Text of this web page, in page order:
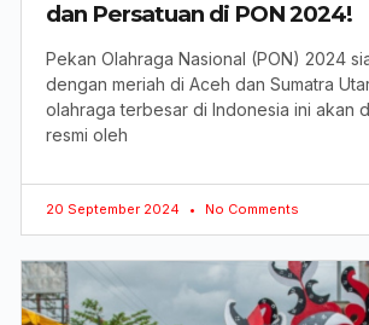
dan Persatuan di PON 2024!
Pekan Olahraga Nasional (PON) 2024
dengan meriah di Aceh dan Sumatra
olahraga terbesar di Indonesia ini akan
resmi oleh
20 September 2024 No Comments